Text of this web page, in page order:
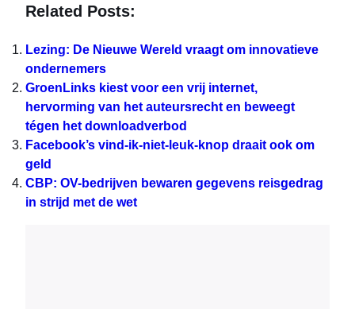
Related Posts:
Lezing: De Nieuwe Wereld vraagt om innovatieve
ondernemers
GroenLinks kiest voor een vrij internet,
hervorming van het auteursrecht en beweegt
tégen het downloadverbod
Facebook’s vind-ik-niet-leuk-knop draait ook om
geld
CBP: OV-bedrijven bewaren gegevens reisgedrag
in strijd met de wet